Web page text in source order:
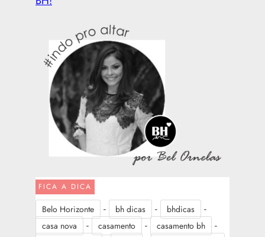
FICA A DICA
Belo Horizonte - bh dicas - bhdicas -
casa nova - casamento - casamento bh -